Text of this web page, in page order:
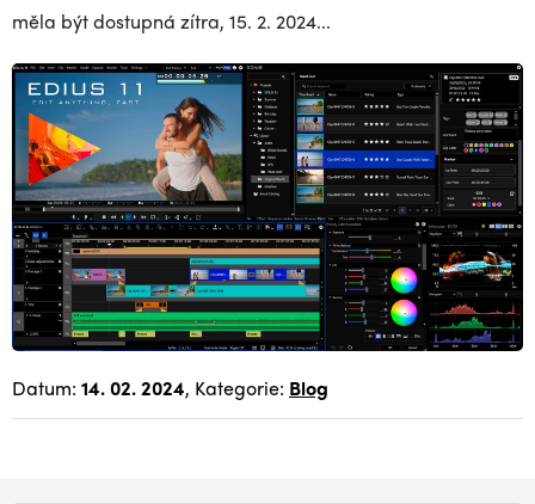
měla být dostupná zítra, 15. 2. 2024...
Datum: 14. 02. 2024, Kategorie: Blog